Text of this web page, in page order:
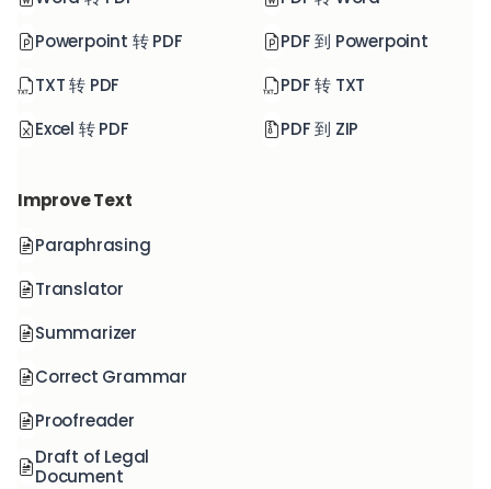
Powerpoint 转 PDF
TXT 转 PDF
Excel 转 PDF
PDF 到 Powerpoint
PDF 转 TXT
PDF 到 ZIP
Improve Text
Paraphrasing
Translator
Summarizer
Correct Grammar
Proofreader
Draft of Legal
Document